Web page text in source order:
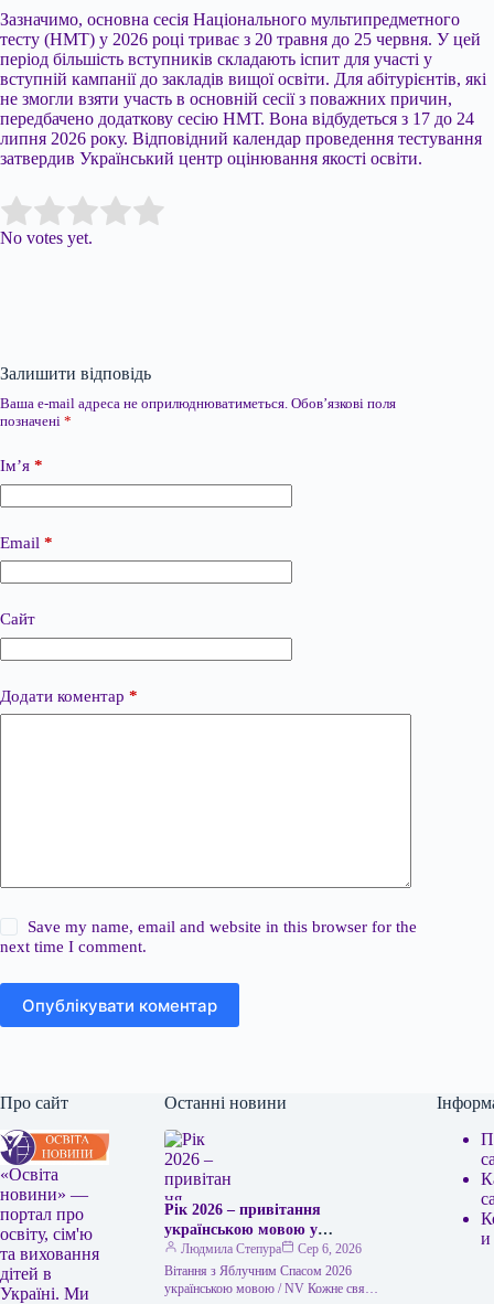
Зазначимо, основна сесія Національного мультипредметного
тесту (НМТ) у 2026 році триває з 20 травня до 25 червня. У цей
період більшість вступників складають іспит для участі у
вступній кампанії до закладів вищої освіти. Для абітурієнтів, які
не змогли взяти участь в основній сесії з поважних причин,
передбачено додаткову сесію НМТ. Вона відбудеться з 17 до 24
липня 2026 року. Відповідний календар проведення тестування
затвердив Український центр оцінювання якості освіти.
Rate this item:
No votes yet.
Залишити відповідь
Ваша e-mail адреса не оприлюднюватиметься. Обов’язкові поля
позначені *
Ім’я *
Email *
Сайт
Додати коментар *
Save my name, email and website in this browser for the
next time I comment.
Опублікувати коментар
Про сайт
«Освіта
новини» —
портал про
освіту, сім'ю
та виховання
дітей в
Україні. Ми
Останні новини
Рік 2026 – привітання
українською мовою у
зображеннях, віршах та
власними словами
Людмила Степура
Сер 6, 2026
Вітання з Яблучним Спасом 2026
українською мовою / NV Кожне свято
и